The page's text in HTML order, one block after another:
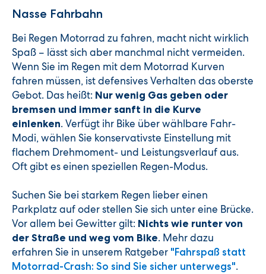
Nasse Fahrbahn
Bei Regen Motorrad zu fahren, macht nicht wirklich
Spaß – lässt sich aber manchmal nicht vermeiden.
Wenn Sie im Regen mit dem Motorrad Kurven
fahren müssen, ist defensives Verhalten das oberste
Gebot. Das heißt: Nur wenig Gas geben oder
bremsen und immer sanft in die Kurve
einlenken. Verfügt ihr Bike über wählbare Fahr-
Modi, wählen Sie konservativste Einstellung mit
flachem Drehmoment- und Leistungsverlauf aus.
Oft gibt es einen speziellen Regen-Modus.
Suchen Sie bei starkem Regen lieber einen
Parkplatz auf oder stellen Sie sich unter eine Brücke.
Vor allem bei Gewitter gilt: Nichts wie runter von
der Straße und weg vom Bike. Mehr dazu
erfahren Sie in unserem Ratgeber "Fahrspaß statt
Motorrad-Crash: So sind Sie sicher unterwegs".